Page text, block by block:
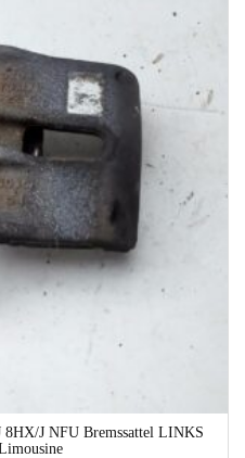
J NFU Bremssattel LINKS
3 Werktage